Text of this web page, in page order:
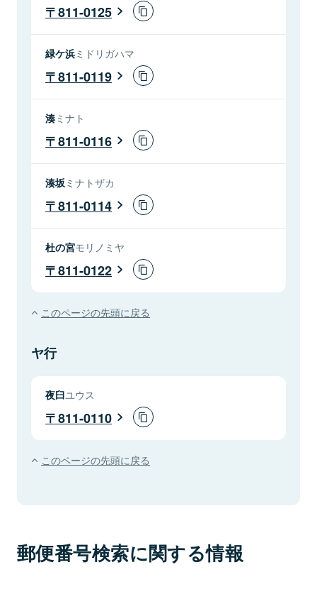
811-0125
緑ケ浜ミドリガハマ
811-0119
湊ミナト
811-0116
湊坂 ミナトザカ
811-0114
杜の宮モリノミヤ
811-0122
このページの先頭に戻る
ヤ行
夜臼ユウス
811-0110
このページの先頭に戻る
郵便番号検索に関する情報